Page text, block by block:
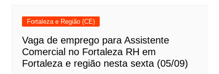
Fortaleza e Região (CE)
Vaga de emprego para Assistente
Comercial no Fortaleza RH em
Fortaleza e região nesta sexta (05/09)